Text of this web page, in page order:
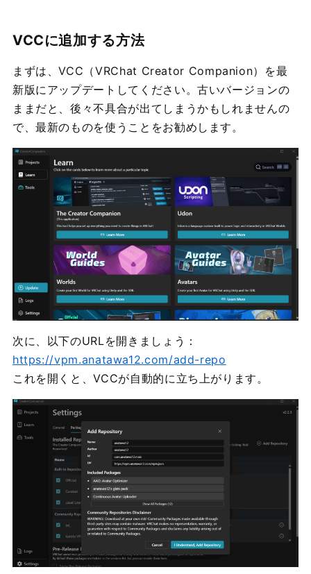
VCCに追加する方法
まずは、VCC（VRChat Creator Companion）を最
新版にアップデートしてください。古いバージョンの
ままだと、後々不具合が出てしまうかもしれませんの
で、最新のものを使うことをお勧めします。
次に、以下のURLを開きましょう：
https://vpm.anatawa12.com/add-repo
これを開くと、VCCが自動的に立ち上がります。